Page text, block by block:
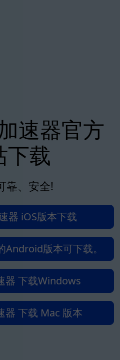
速器官方
下载
靠、安全!
器 iOS版本下载
Android版本可下载。
器 下载Windows
器 下载 Mac 版本